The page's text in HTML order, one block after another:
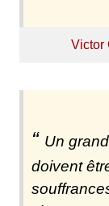
Victor
Un
doivent